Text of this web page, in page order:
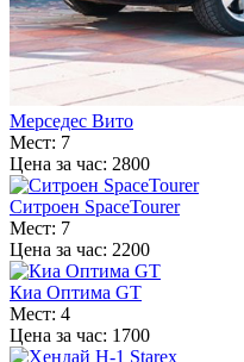
Мерседес Вито
Мест: 7
Цена за час: 2800
Ситроен SpaceTourer
Мест: 7
Цена за час: 2200
Киа Оптима GT
Мест: 4
Цена за час: 1700